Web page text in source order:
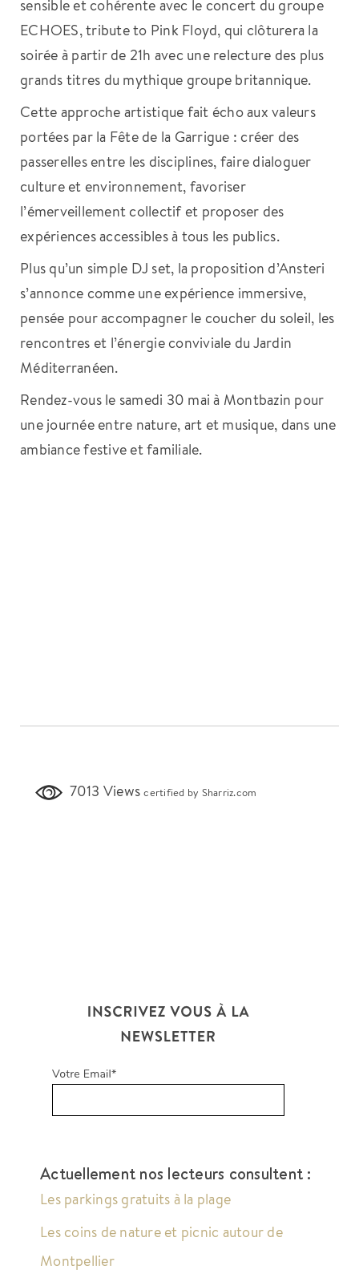
sensible et cohérente avec le concert du groupe
ECHOES, tribute to Pink Floyd, qui clôturera la
soirée à partir de 21h avec une relecture des plus
grands titres du mythique groupe britannique.
Cette approche artistique fait écho aux valeurs
portées par la Fête de la Garrigue : créer des
passerelles entre les disciplines, faire dialoguer
culture et environnement, favoriser
l’émerveillement collectif et proposer des
expériences accessibles à tous les publics.
Plus qu’un simple DJ set, la proposition d’Ansteri
s’annonce comme une expérience immersive,
pensée pour accompagner le coucher du soleil, les
rencontres et l’énergie conviviale du Jardin
Méditerranéen.
Rendez-vous le samedi 30 mai à Montbazin pour
une journée entre nature, art et musique, dans une
ambiance festive et familiale.
7013 Viewscertified by Sharriz.com
Actuellement nos lecteurs consultent :
Les parkings gratuits à la plage
Les coins de nature et picnic autour de
Montpellier